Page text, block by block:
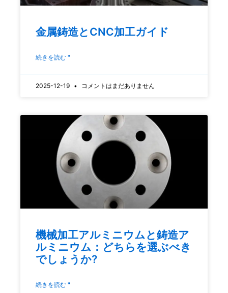
金属鋳造とCNC加工ガイド
続きを読む "
2025-12-19 コメントはまだありません
機械加工アルミニウムと鋳造ア
ルミニウム：どちらを選ぶべき
でしょうか?
続きを読む "